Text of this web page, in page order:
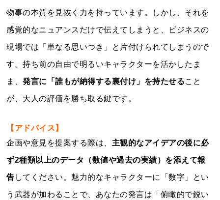
物事の本質を見抜く力を持っています。しかし、それを
感覚的なニュアンスだけで伝えてしまうと、ビジネスの
現場では「単なる思いつき」と片付けられてしまうので
す。持ち前の自由で明るいキャラクターを活かしたま
ま、発言に「誰もが納得する裏付け」を持たせること
が、大人の評価を勝ち取る鍵です。
【アドバイス】
企画や意見を提案する際は、 主観的なアイデアの後に必
ず2種類以上のデータ（数値や過去の実績）を添えて報
告 してください。魅力的なキャラクターに「数字」とい
う武器が加わることで、あなたの発言は「俯瞰的で鋭い